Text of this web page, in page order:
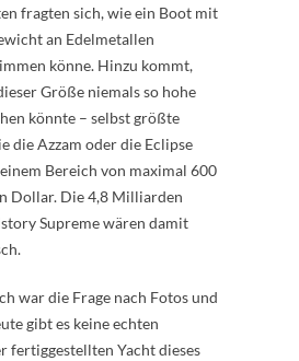
fragten sich, wie ein Boot mit
an Edelmetallen
könne. Hinzu kommt,
Größe niemals so hohe
könnte – selbst größte
die Azzam oder die Eclipse
Bereich von maximal 600
Dollar. Die 4,8 Milliarden
Supreme wären damit
war die Frage nach Fotos und
gibt es keine echten
fertiggestellten Yacht dieses